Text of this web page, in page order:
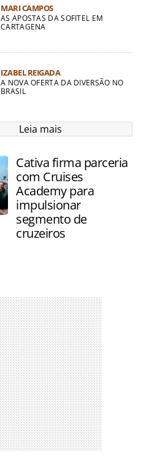
MARI CAMPOS
AS APOSTAS DA SOFITEL EM
CARTAGENA
IZABEL REIGADA
A NOVA OFERTA DA DIVERSÃO NO
BRASIL
Leia mais
Cativa firma parceria
com Cruises
Academy para
impulsionar
segmento de
cruzeiros